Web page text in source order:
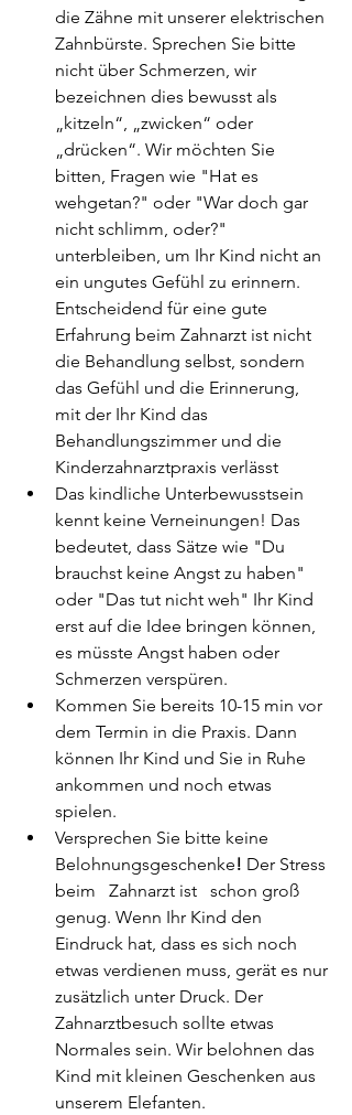
die Zähne mit unserer elektrischen
Zahnbürste. Sprechen Sie bitte
nicht über Schmerzen, wir
bezeichnen dies bewusst als
„kitzeln“, „zwicken“ oder
„drücken“. Wir möchten Sie
bitten, Fragen wie "Hat es
wehgetan?" oder "War doch gar
nicht schlimm, oder?"
unterbleiben, um Ihr Kind nicht an
ein ungutes Gefühl zu erinnern.
Entscheidend für eine gute
Erfahrung beim Zahnarzt ist nicht
die Behandlung selbst, sondern
das Gefühl und die Erinnerung,
mit der Ihr Kind das
Behandlungszimmer und die
Kinderzahnarztpraxis verlässt
Das kindliche Unterbewusstsein
kennt keine Verneinungen! Das
bedeutet, dass Sätze wie "Du
brauchst keine Angst zu haben"
oder "Das tut nicht weh" Ihr Kind
erst auf die Idee bringen können,
es müsste Angst haben oder
Schmerzen verspüren.
Kommen Sie bereits 10-15 min vor
dem Termin in die Praxis. Dann
können Ihr Kind und Sie in Ruhe
ankommen und noch etwas
spielen.
Versprechen Sie bitte keine
Belohnungsgeschenke! Der Stress
beim   Zahnarzt ist   schon groß
genug. Wenn Ihr Kind den
Eindruck hat, dass es sich noch
etwas verdienen muss, gerät es nur
zusätzlich unter Druck. Der
Zahnarztbesuch sollte etwas
Normales sein. Wir belohnen das
Kind mit kleinen Geschenken aus
unserem Elefanten.